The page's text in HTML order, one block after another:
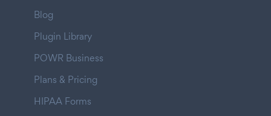
Blog
Plugin Library
POWR Business
Plans & Pricing
HIPAA Forms